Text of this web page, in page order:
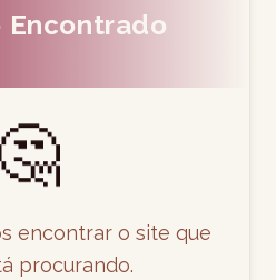
Encontrado
encontrar o site que
procurando.